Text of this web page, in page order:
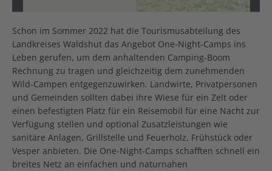
Schon im Sommer 2022 hat die Tourismusabteilung des
Landkreises Waldshut das Angebot One-Night-Camps ins
Leben gerufen, um dem anhaltenden Camping-Boom
Rechnung zu tragen und gleichzeitig dem zunehmenden
Wild-Campen entgegenzuwirken. Landwirte, Privatpersonen
und Gemeinden sollten dabei ihre Wiese für ein Zelt oder
einen befestigten Platz für ein Reisemobil für eine Nacht zur
Verfügung stellen und optional Zusatzleistungen wie
sanitäre Anlagen, Grillstelle und Feuerholz, Frühstück oder
Vesper anbieten. Die One-Night-Camps schafften schnell ein
breites Netz an einfachen und naturnahen